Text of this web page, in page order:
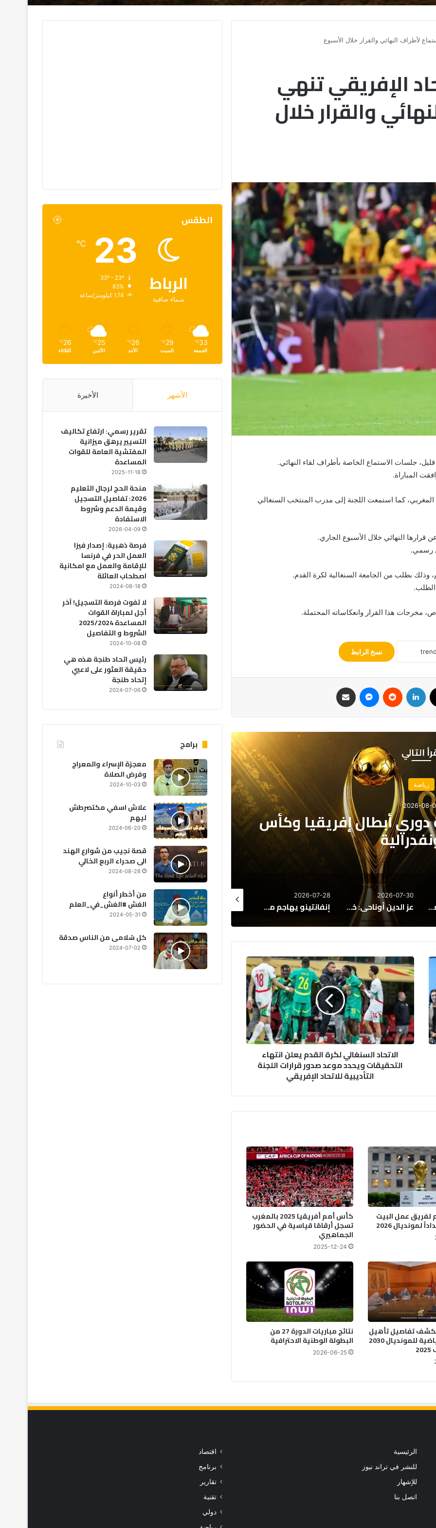
لأطراف النهائي والقرار خلال الأسبوع
الإفريقي تنهي
والقرار خلال
قليل، جلسات الاستماع الخاصة بأطراف لقاء النهائي.
المباراة.
المغربي، كما استمعت اللجنة إلى مدرب المنتخب السنغالي
قرارها النهائي خلال الأسبوع الجاري.
رسمي.
وذلك بطلب من الجامعة السنغالية لكرة القدم.
الطلب.
مخرجات هذا القرار وانعكاساته المحتملة.
نسخ الرابط
لينكدإن ماسنجر
التالي
رياضة
2026-08-01
الوداد الرياضي بعقد يمتد
واحد
عز الدين أوناحي: خطوات
عز الدين أوناحي: خطوات أخيرة نحو الاتحاد السعودي
2026-07-28
إنفانتينو يهاجم منتقدي كأس العالم: اتهامات بنشر الكراهية والروايات الزائفة
2026-07-26
المنتخب المغربي للسيدات يحقق فوزًا عريضًا على كينيا في افتتاح كأس أمم إفريقيا
2026-07-26
رئيس الكاف يصل الرباط لافتتاح كأس أمم إفريقيا للسيدات 2026
2026-07-26
حمد الله يستعد بقوة للموسم الجديد مع التعاون
الاتحاد
السنغالي
لكرة
القدم
يعلن
التحقيقات
ويحدد
موعد
قرارات
الاتحاد السنغالي لكرة القدم يعلن انتهاء
التحقيقات ويحدد موعد صدور قرارات اللجنة
التأديبية للاتحاد الإفريقي
لفريق عمل البيت
لمونديال 2026
كأس أمم أفريقيا 2025 بالمغرب
تسجل أرقامًا قياسية في الحضور
الجماهيري
2025-12-24
تفاصيل تأهيل
المنشآت الرياضية للمونديال 2030
نتائج مباريات الدورة 27 من
البطولة الوطنية الاحترافية
2026-06-25
الطقس
الرباط
سماء صافية
23
℃
83%
1.74 كيلومتر/ساعة
33
℃
الجمعة
29
℃
السبت
26
℃
الأحد
25
℃
الأثنين
26
℃
الثلاثاء
الأشهر الأخيرة
تقرير رسمي: ارتفاع تكاليف
التسيير يرهق ميزانية
المفتشية العامة للقوات
المساعدة
2025-11-18
منحة الحج لرجال التعليم
2026: تفاصيل التسجيل
وقيمة الدعم وشروط
الاستفادة
2026-04-09
فرصة ذهبية: إصدار فيزا
العمل الحر في فرنسا
للإقامة والعمل مع امكانية
اصطحاب العائلة
2024-08-18
لا تفوت فرصة التسجيل! آخر
أجل لمباراة القوات
المساعدة 2025/2024
الشروط و التفاصيل
2024-10-08
رئيس اتحاد طنجة هذه هي
حقيقة العثور على لاعبي
إتحاد طنجة
2024-07-06
برامج
معجزة الإسراء والمعراج
وفرض الصلاة
2024-10-03
علاش اسفي مكتصرطش
ليهم
2024-06-20
قصة نجيب من شوارع الهند
الى صحراء الربع الخالي
2024-08-28
من أخطر أنواع
الغش #الغش_في_العلم
2024-05-31
كل سُلامى من الناس صدقة
2024-07-02
الرئيسية
للنشر في تراند نيوز
للإشهار
اتصل بنا
اقتصاد
برنامج
تقارير
تقنية
دولي